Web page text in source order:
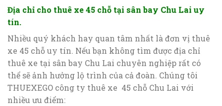
Địa chỉ cho thuê xe 45 chỗ tại sân bay Chu Lai uy
tín.
Nhiều quý khách hay quan tâm nhất là đơn vị thuê
xe 45 chỗ uy tín. Nếu bạn không tìm được địa chỉ
thuê xe tại sân bay Chu Lai chuyên nghiệp rất có
thể sẽ ảnh hưởng lộ trình của cả đoàn. Chúng tôi
THUEXEGO công ty thuê xe 45 chỗ Chu Lai với
nhiều ưu điểm: